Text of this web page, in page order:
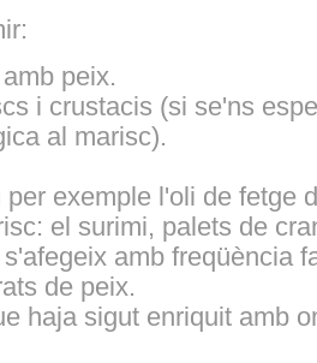
peix.
i crustacis (si se'ns
al marisc).
exemple l'oli de fetge
el surimi, palets de
amb freqüència
de peix.
haja sigut enriquit amb